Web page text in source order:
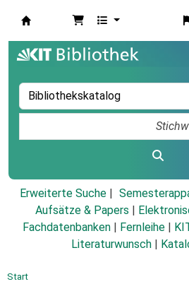
Erweiterte Suche
Aufsätze & Papers
Fachdatenbanken
Fernleihe
Literaturwunsch
Start